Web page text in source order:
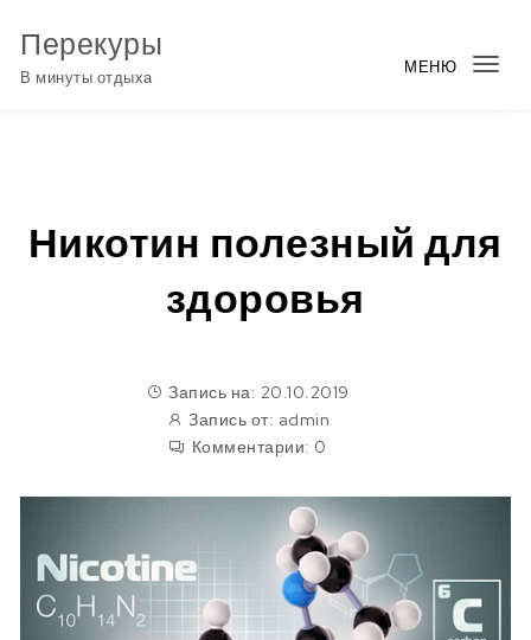
Перекуры
В минуты отдыха
МЕНЮ
Никотин полезный для
здоровья
Запись на: 20.10.2019
Запись от: admin
Комментарии: 0